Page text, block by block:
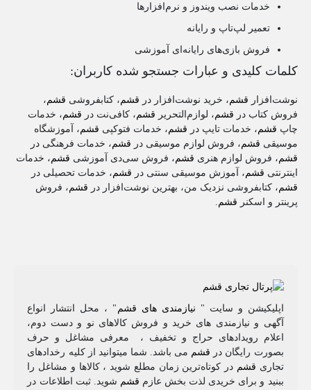
خدمات نصب ویندوز و نرم‌افزارها
تعمیر لپ‌تاپ و رایانه
فروش بازی‌های رایانه‌ای آموزشی
کلمات کلیدی و عبارات جستجو شده کاربران:
نوشت‌افزار قشم ، خرید نوشت‌افزار در قشم ، کتابفروشی قشم ،
فروش کتاب در قشم ، لوازم‌التحریر قشم ، کافی‌نت در قشم ، خدمات
چاپ قشم ، خدمات تایپ در قشم ، خدمات فتوکپی قشم ، آموزشگاه
موسیقی قشم ، فروش لوازم موسیقی در قشم ، خدمات فرهنگی در
قشم ، فروش لوازم هنری قشم ، فروش سی‌دی آموزشی قشم ، خدمات
اینترنتی قشم ، آموزش موسیقی سنتی در قشم ، خدمات تحصیلی در
قشم ، کتابفروشی نزدیک من، بهترین نوشت‌افزار در قشم ، فروش
پرینتر و اسکنر قشم
اپلیکیشن و سایت " نیازمندی های قشم " ، محل انتشار انواع
آگهی و نیازمندی های خرید و فروش کالاهای نو و دست‌ دوم،
اعلام رویدادهای حراج و تخفیف ، معرفی مشاغل و حرف
بصورت رایگان در قشم می باشد. شما میتوانید از کلیه رخدادهای
تجاری قشم در کوتاه‌ترین زمان مطلع شوید ، کالاها و مشاغل را
ببنید و برای خریدی لذت بخش عازم قشم شوید. ثبت اطلاعات در